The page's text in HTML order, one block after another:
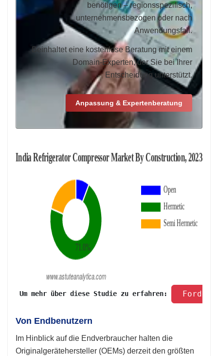
benötigen – regionsspezifisch,
unternehmensbezogen oder nach
Anwendungsfall.
Beinhaltet eine kostenlose Beratung mit einem
Domain-Experten, der Sie bei Ihrer
Entscheidung unterstützt.
Anpassung & Expertenberatung
Um mehr über diese Studie zu erfahren:
Von Endbenutzern
Im Hinblick auf die Endverbraucher halten die
Originalgerätehersteller (OEMs) derzeit den größten